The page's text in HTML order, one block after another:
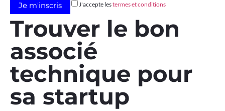
J'accepte lestermes et conditions
Trouver le bon
associé
technique pour
sa startup